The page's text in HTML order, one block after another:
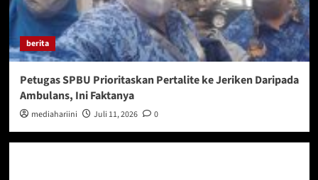
berita
Petugas SPBU Prioritaskan Pertalite ke Jeriken Daripada
Ambulans, Ini Faktanya
mediahariini Juli 11, 2026 0